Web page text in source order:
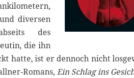
diversen
des
die ihn
hatte, ist er dennoch nicht
Romans, Ein Schlag ins